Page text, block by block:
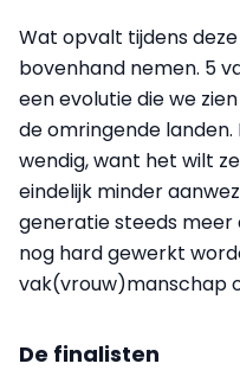
Wat opvalt tijdens
bovenhand nemen. 5
een evolutie die we
de omringende landen.
wendig, want het wilt
eindelijk minder
generatie steeds
nog hard gewerkt
vak(vrouw)manschap
De finalisten